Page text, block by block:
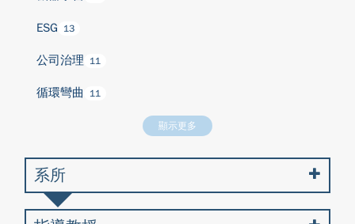
ESG 13
公司治理 11
循環彎曲 11
顯示更多
系所